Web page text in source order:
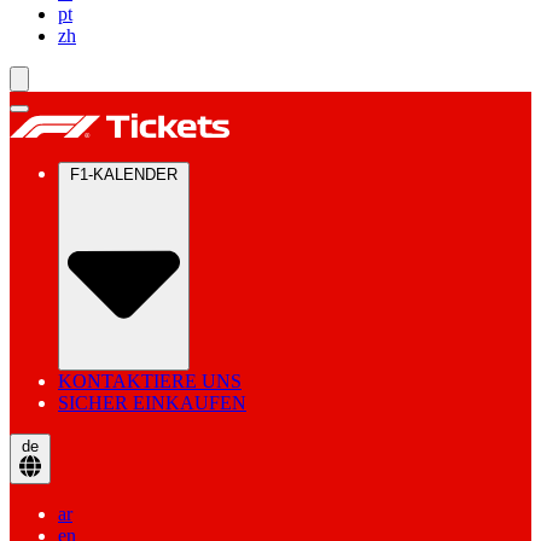
pt
zh
KONTAKTIERE UNS
SICHER EINKAUFEN
de
ar
en